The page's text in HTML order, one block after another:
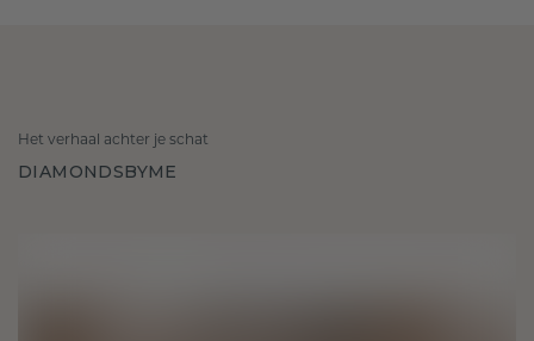
Het verhaal achter je schat
DIAMONDSBYME